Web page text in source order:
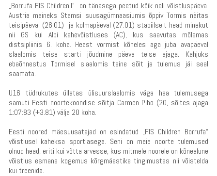
„Borrufa FIS Childrenil“ on tänasega peetud kõik neli võistluspäeva.
Austria maineks Stamsi suusagümnaasiumis õppiv Tormis näitas
teisipäeval (26.01) ja kolmapäeval (27.01) stabiilselt head minekut
nii GS kui Alpi kahevõistluses (AC), kus saavutas mõlemas
distsipliinis 6. koha. Heast vormist kõneles aga juba avapäeval
slaalomis teise starti jõudmine päeva teise ajaga. Kahjuks
ebaõnnestus Tormisel slaalomis teine sõit ja tulemus jäi seal
saamata.
U16 tüdrukutes üllatas ülisuurslaalomis väga hea tulemusega
samuti Eesti noortekoondise sõitja Carmen Piho (20, sõites ajaga
1:07:83 (+3.81) välja 20 koha.
Eesti noored mäesuusatajad on esindatud „FIS Children Borrufa“
võistlusel kaheksa sportlasega. Seni on meie noorte tulemused
olnud head, eriti kui võtta arvesse, kus mitmele noorele on kõnealune
võistlus esmane kogemus kõrgmäestike tingimustes nii võistelda
kui treenida.